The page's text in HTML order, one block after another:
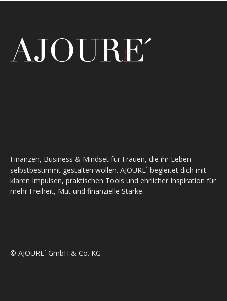
Finanzen, Business & Mindset für Frauen, die ihr Leben
selbstbestimmt gestalten wollen. AJOURE´ begleitet dich mit
klaren Impulsen, praktischen Tools und ehrlicher Inspiration für
mehr Freiheit, Mut und finanzielle Stärke.
© AJOURE´ GmbH & Co. KG